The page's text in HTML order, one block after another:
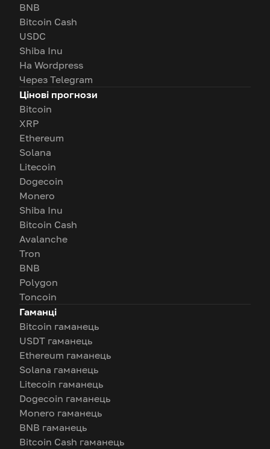
BNB
Bitcoin Cash
USDC
Shiba Inu
На Wordpress
Через Telegram
Цінові прогнози
Bitcoin
XRP
Ethereum
Solana
Litecoin
Dogecoin
Monero
Shiba Inu
Bitcoin Cash
Avalanche
Tron
BNB
Polygon
Toncoin
Гаманці
Bitcoin гаманець
USDT гаманець
Ethereum гаманець
Solana гаманець
Litecoin гаманець
Dogecoin гаманець
Monero гаманець
BNB гаманець
Bitcoin Cash гаманець